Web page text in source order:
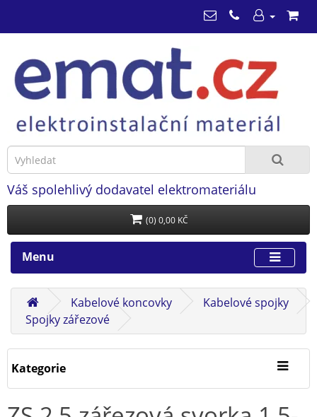
Váš spolehlivý dodavatel elektromateriálu
(0) 0,00 KČ
Menu
Kabelové koncovky
Kabelové spojky
Spojky zářezové
Kategorie